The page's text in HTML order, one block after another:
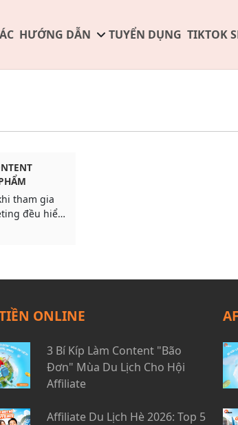
HƯỚNG DẪN TUYỂN DỤNG TIKTOK
tham gia
đều hiểu
quảng
ONLINE
3 Bí Kíp Làm Content "Bão
Đơn" Mùa Du Lịch Cho Hội
Affiliate
Affiliate Du Lịch Hè 2026: Top 5